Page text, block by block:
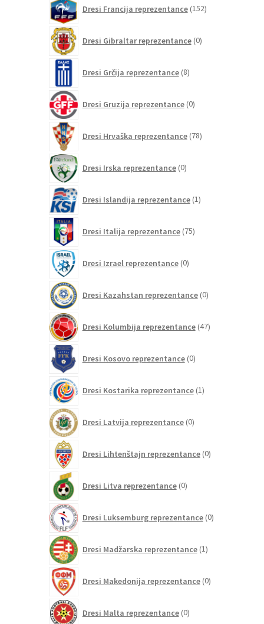
Dresi Francija reprezentance 152izdelkov
Dresi Gibraltar reprezentance 0izdelkov
Dresi Grčija reprezentance 8izdelkov
Dresi Gruzija reprezentance 0izdelkov
Dresi Hrvaška reprezentance 78izdelkov
Dresi Irska reprezentance 0izdelkov
Dresi Islandija reprezentance 1izdelek
Dresi Italija reprezentance 75izdelkov
Dresi Izrael reprezentance 0izdelkov
Dresi Kazahstan reprezentance 0izdelkov
Dresi Kolumbija reprezentance 47izdelkov
Dresi Kosovo reprezentance 0izdelkov
Dresi Kostarika reprezentance 1izdelek
Dresi Latvija reprezentance 0izdelkov
Dresi Lihtenštajn reprezentance 0izdelkov
Dresi Litva reprezentance 0izdelkov
Dresi Luksemburg reprezentance 0izdelkov
Dresi Madžarska reprezentance 1izdelek
Dresi Makedonija reprezentance 0izdelkov
Dresi Malta reprezentance 0izdelkov